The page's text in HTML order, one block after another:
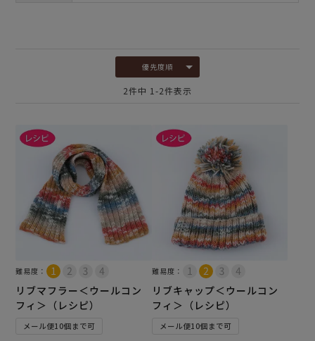
優先度順
2件中 1 -2件表示
難易度：
リブマフラー＜ウールコン
フィ＞（レシピ）
メール便10個まで可
難易度：
リブキャップ＜ウールコン
フィ＞（レシピ）
メール便10個まで可